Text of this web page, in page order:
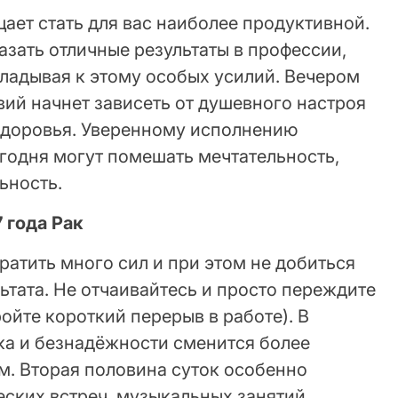
стать для вас наиболее продуктивной.
отличные результаты в профессии,
к этому особых усилий. Вечером
начнет зависеть от душевного настроя
Уверенному исполнению
могут помешать мечтательность,
года Рак
много сил и при этом не добиться
Не отчаивайтесь и просто переждите
короткий перерыв в работе). В
и безнадёжности сменится более
Вторая половина суток особенно